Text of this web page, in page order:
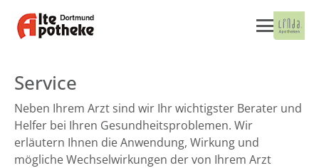
Service
Neben Ihrem Arzt sind wir Ihr wichtigster Berater und
Helfer bei Ihren Gesundheitsproblemen. Wir
erläutern Ihnen die Anwendung, Wirkung und
mögliche Wechselwirkungen der von Ihrem Arzt